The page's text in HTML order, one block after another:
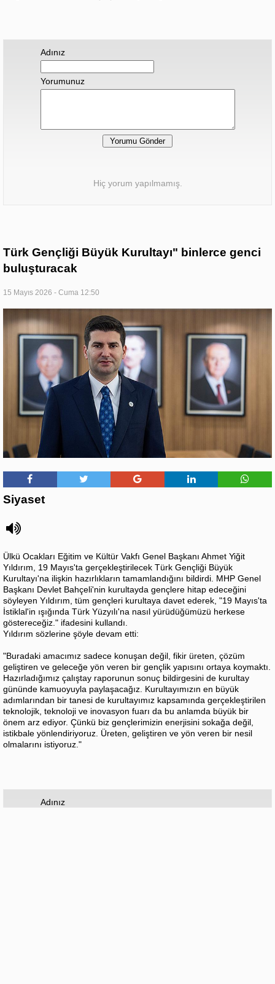
Adınız
Yorumunuz
Hiç yorum yapılmamış.
Türk Gençliği Büyük Kurultayı" binlerce genci
buluşturacak
15 Mayıs 2026 - Cuma 12:50
Siyaset
Ülkü Ocakları Eğitim ve Kültür Vakfı Genel Başkanı Ahmet Yiğit
Yıldırım, 19 Mayıs'ta gerçekleştirilecek Türk Gençliği Büyük
Kurultayı'na ilişkin hazırlıkların tamamlandığını bildirdi. MHP Genel
Başkanı Devlet Bahçeli'nin kurultayda gençlere hitap edeceğini
söyleyen Yıldırım, tüm gençleri kurultaya davet ederek, "19 Mayıs'ta
İstiklal'in ışığında Türk Yüzyılı'na nasıl yürüdüğümüzü herkese
göstereceğiz." ifadesini kullandı.
Yıldırım sözlerine şöyle devam etti:
"Buradaki amacımız sadece konuşan değil, fikir üreten, çözüm
geliştiren ve geleceğe yön veren bir gençlik yapısını ortaya koymaktı.
Hazırladığımız çalıştay raporunun sonuç bildirgesini de kurultay
gününde kamuoyuyla paylaşacağız. Kurultayımızın en büyük
adımlarından bir tanesi de kurultayımız kapsamında gerçekleştirilen
teknolojik, teknoloji ve inovasyon fuarı da bu anlamda büyük bir
önem arz ediyor. Çünkü biz gençlerimizin enerjisini sokağa değil,
istikbale yönlendiriyoruz. Üreten, geliştiren ve yön veren bir nesil
olmalarını istiyoruz."
Adınız